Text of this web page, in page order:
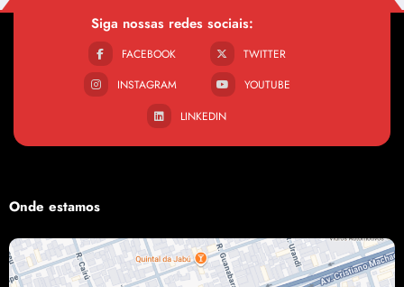
Siga nossas redes sociais:
FACEBOOK
TWITTER
INSTAGRAM
YOUTUBE
LINKEDIN
Onde estamos